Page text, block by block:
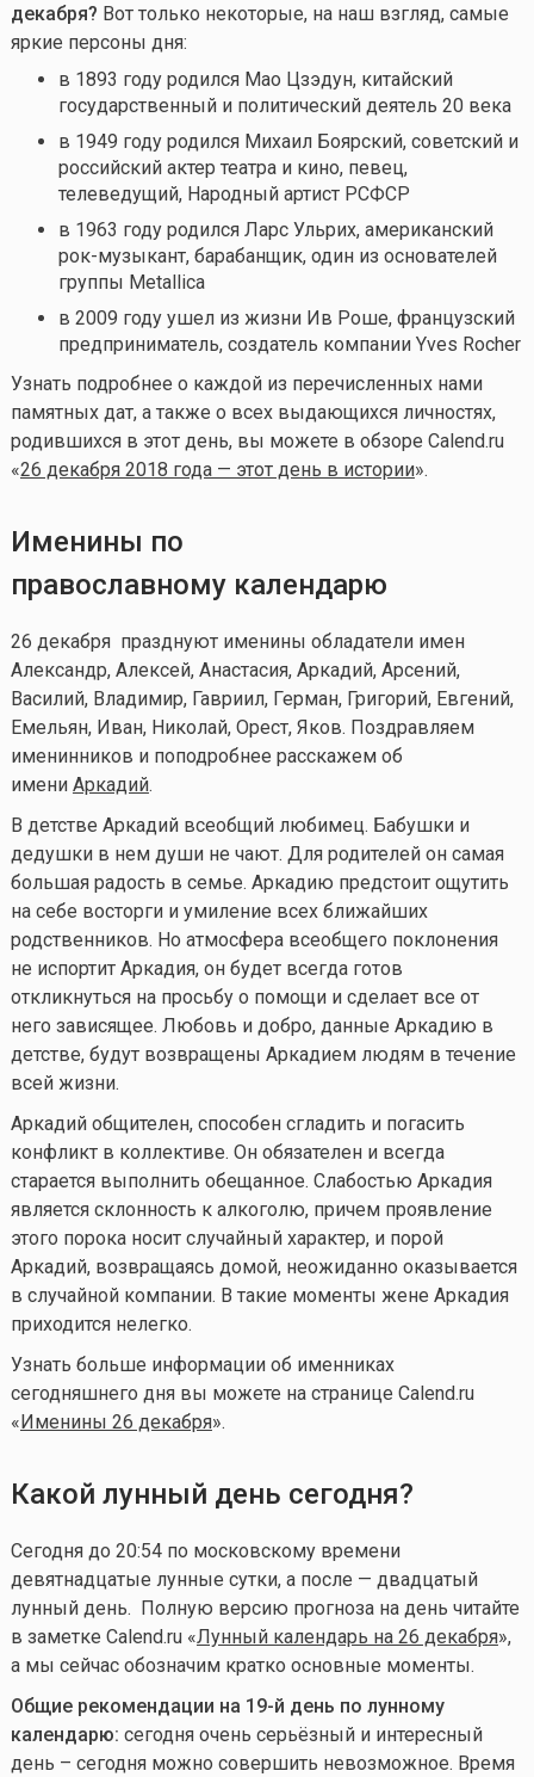
декабря? Вот только некоторые, на наш взгляд, самые
яркие персоны дня:
в 1893 году родился Мао Цзэдун, китайский
государственный и политический деятель 20 века
в 1949 году родился Михаил Боярский, советский и
российский актер театра и кино, певец,
телеведущий, Народный артист РСФСР
в 1963 году родился Ларс Ульрих, американский
рок-музыкант, барабанщик, один из основателей
группы Metallica
в 2009 году ушел из жизни Ив Роше, французский
предприниматель, создатель компании Yves Rocher
Узнать подробнее о каждой из перечисленных нами
памятных дат, а также о всех выдающихся личностях,
родившихся в этот день, вы можете в обзоре Calend.ru
«26 декабря 2018 года — этот день в истории».
Именины по
православному календарю
26 декабря празднуют именины обладатели имен
Александр, Алексей, Анастасия, Аркадий, Арсений,
Василий, Владимир, Гавриил, Герман, Григорий, Евгений,
Емельян, Иван, Николай, Орест, Яков. Поздравляем
именинников и поподробнее расскажем об
имени Аркадий.
В детстве Аркадий всеобщий любимец. Бабушки и
дедушки в нем души не чают. Для родителей он самая
большая радость в семье. Аркадию предстоит ощутить
на себе восторги и умиление всех ближайших
родственников. Но атмосфера всеобщего поклонения
не испортит Аркадия, он будет всегда готов
откликнуться на просьбу о помощи и сделает все от
него зависящее. Любовь и добро, данные Аркадию в
детстве, будут возвращены Аркадием людям в течение
всей жизни.
Аркадий общителен, способен сгладить и погасить
конфликт в коллективе. Он обязателен и всегда
старается выполнить обещанное. Слабостью Аркадия
является склонность к алкоголю, причем проявление
этого порока носит случайный характер, и порой
Аркадий, возвращаясь домой, неожиданно оказывается
в случайной компании. В такие моменты жене Аркадия
приходится нелегко.
Узнать больше информации об именниках
сегодняшнего дня вы можете на странице Calend.ru
«Именины 26 декабря».
Какой лунный день сегодня?
Сегодня до 20:54 по московскому времени
девятнадцатые лунные сутки, а после — двадцатый
лунный день. Полную версию прогноза на день читайте
в заметке Calend.ru «Лунный календарь на 26 декабря»,
а мы сейчас обозначим кратко основные моменты.
Общие рекомендации на 19-й день по лунному
календарю: сегодня очень серьёзный и интересный
день – сегодня можно совершить невозможное. Время